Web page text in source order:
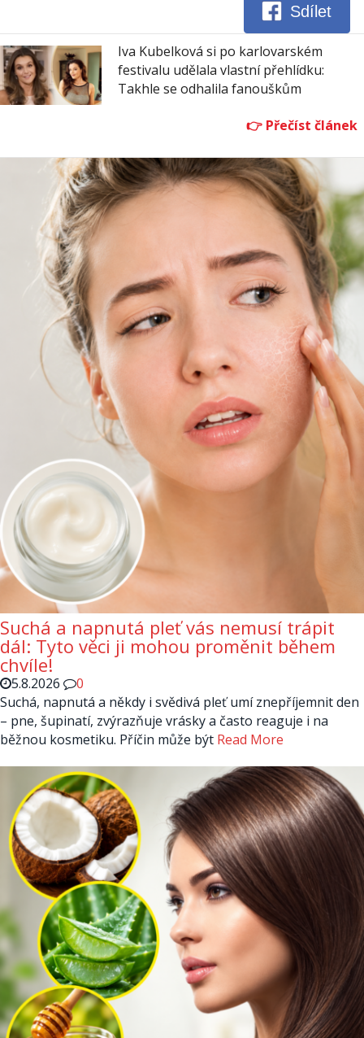
Sdílet
Iva Kubelková si po karlovarském
festivalu udělala vlastní přehlídku:
Takhle se odhalila fanouškům
Suchá a napnutá pleť vás nemusí trápit
dál: Tyto věci ji mohou proměnit během
chvíle!
5.8.2026
0
Suchá, napnutá a někdy i svědivá pleť umí znepříjemnit den
– pne, šupinatí, zvýrazňuje vrásky a často reaguje i na
běžnou kosmetiku. Příčin může být Read More